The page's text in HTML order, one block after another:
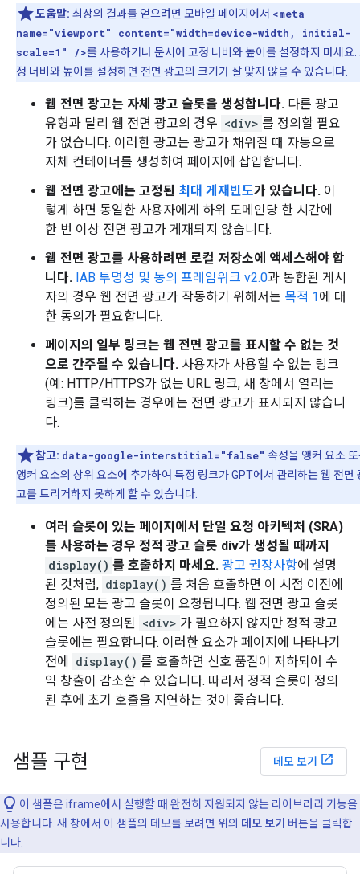
도움말: 최상의 결과를 얻으려면 모바일 페이지에서 <meta
name="viewport" content="width=device-width, initial-
scale=1" />를 사용하거나 문서에 고정 너비와 높이를 설정하지 마세요.
정 너비와 높이를 설정하면 전면 광고의 크기가 잘 맞지 않을 수 있습니다.
웹 전면 광고는 자체 광고 슬롯을 생성합니다. 다른 광고
유형과 달리 웹 전면 광고의 경우 <div> 를 정의할 필요
가 없습니다. 이러한 광고는 광고가 채워질 때 자동으로
자체 컨테이너를 생성하여 페이지에 삽입합니다.
웹 전면 광고에는 고정된 최대 게재빈도가 있습니다. 이
렇게 하면 동일한 사용자에게 하위 도메인당 한 시간에
한 번 이상 전면 광고가 게재되지 않습니다.
웹 전면 광고를 사용하려면 로컬 저장소에 액세스해야 합
니다. IAB 투명성 및 동의 프레임워크 v2.0과 통합된 게시
자의 경우 웹 전면 광고가 작동하기 위해서는 목적 1에 대
한 동의가 필요합니다.
페이지의 일부 링크는 웹 전면 광고를 표시할 수 없는 것
으로 간주될 수 있습니다. 사용자가 사용할 수 없는 링크
(예: HTTP/HTTPS가 없는 URL 링크, 새 창에서 열리는
링크)를 클릭하는 경우에는 전면 광고가 표시되지 않습니
다.
참고: data-google-interstitial="false" 속성을 앵커 요소
앵커 요소의 상위 요소에 추가하여 특정 링크가 GPT에서 관리하는 웹 전면
고를 트리거하지 못하게 할 수 있습니다.
여러 슬롯이 있는 페이지에서 단일 요청 아키텍처 (SRA)
를 사용하는 경우 정적 광고 슬롯 div가 생성될 때까지
display() 를 호출하지 마세요. 광고 권장사항에 설명
된 것처럼, display() 를 처음 호출하면 이 시점 이전에
정의된 모든 광고 슬롯이 요청됩니다. 웹 전면 광고 슬롯
에는 사전 정의된 <div> 가 필요하지 않지만 정적 광고
슬롯에는 필요합니다. 이러한 요소가 페이지에 나타나기
전에
display() 를 호출하면 신호 품질이 저하되어 수
익 창출이 감소할 수 있습니다. 따라서 정적 슬롯이 정의
된 후에 초기 호출을 지연하는 것이 좋습니다.
샘플 구현 데모 보기
이 샘플은 iframe에서 실행할 때 완전히 지원되지 않는 라이브러리 기능을
사용합니다. 새 창에서 이 샘플의 데모를 보려면 위의 데모 보기 버튼을 클릭합
니다.